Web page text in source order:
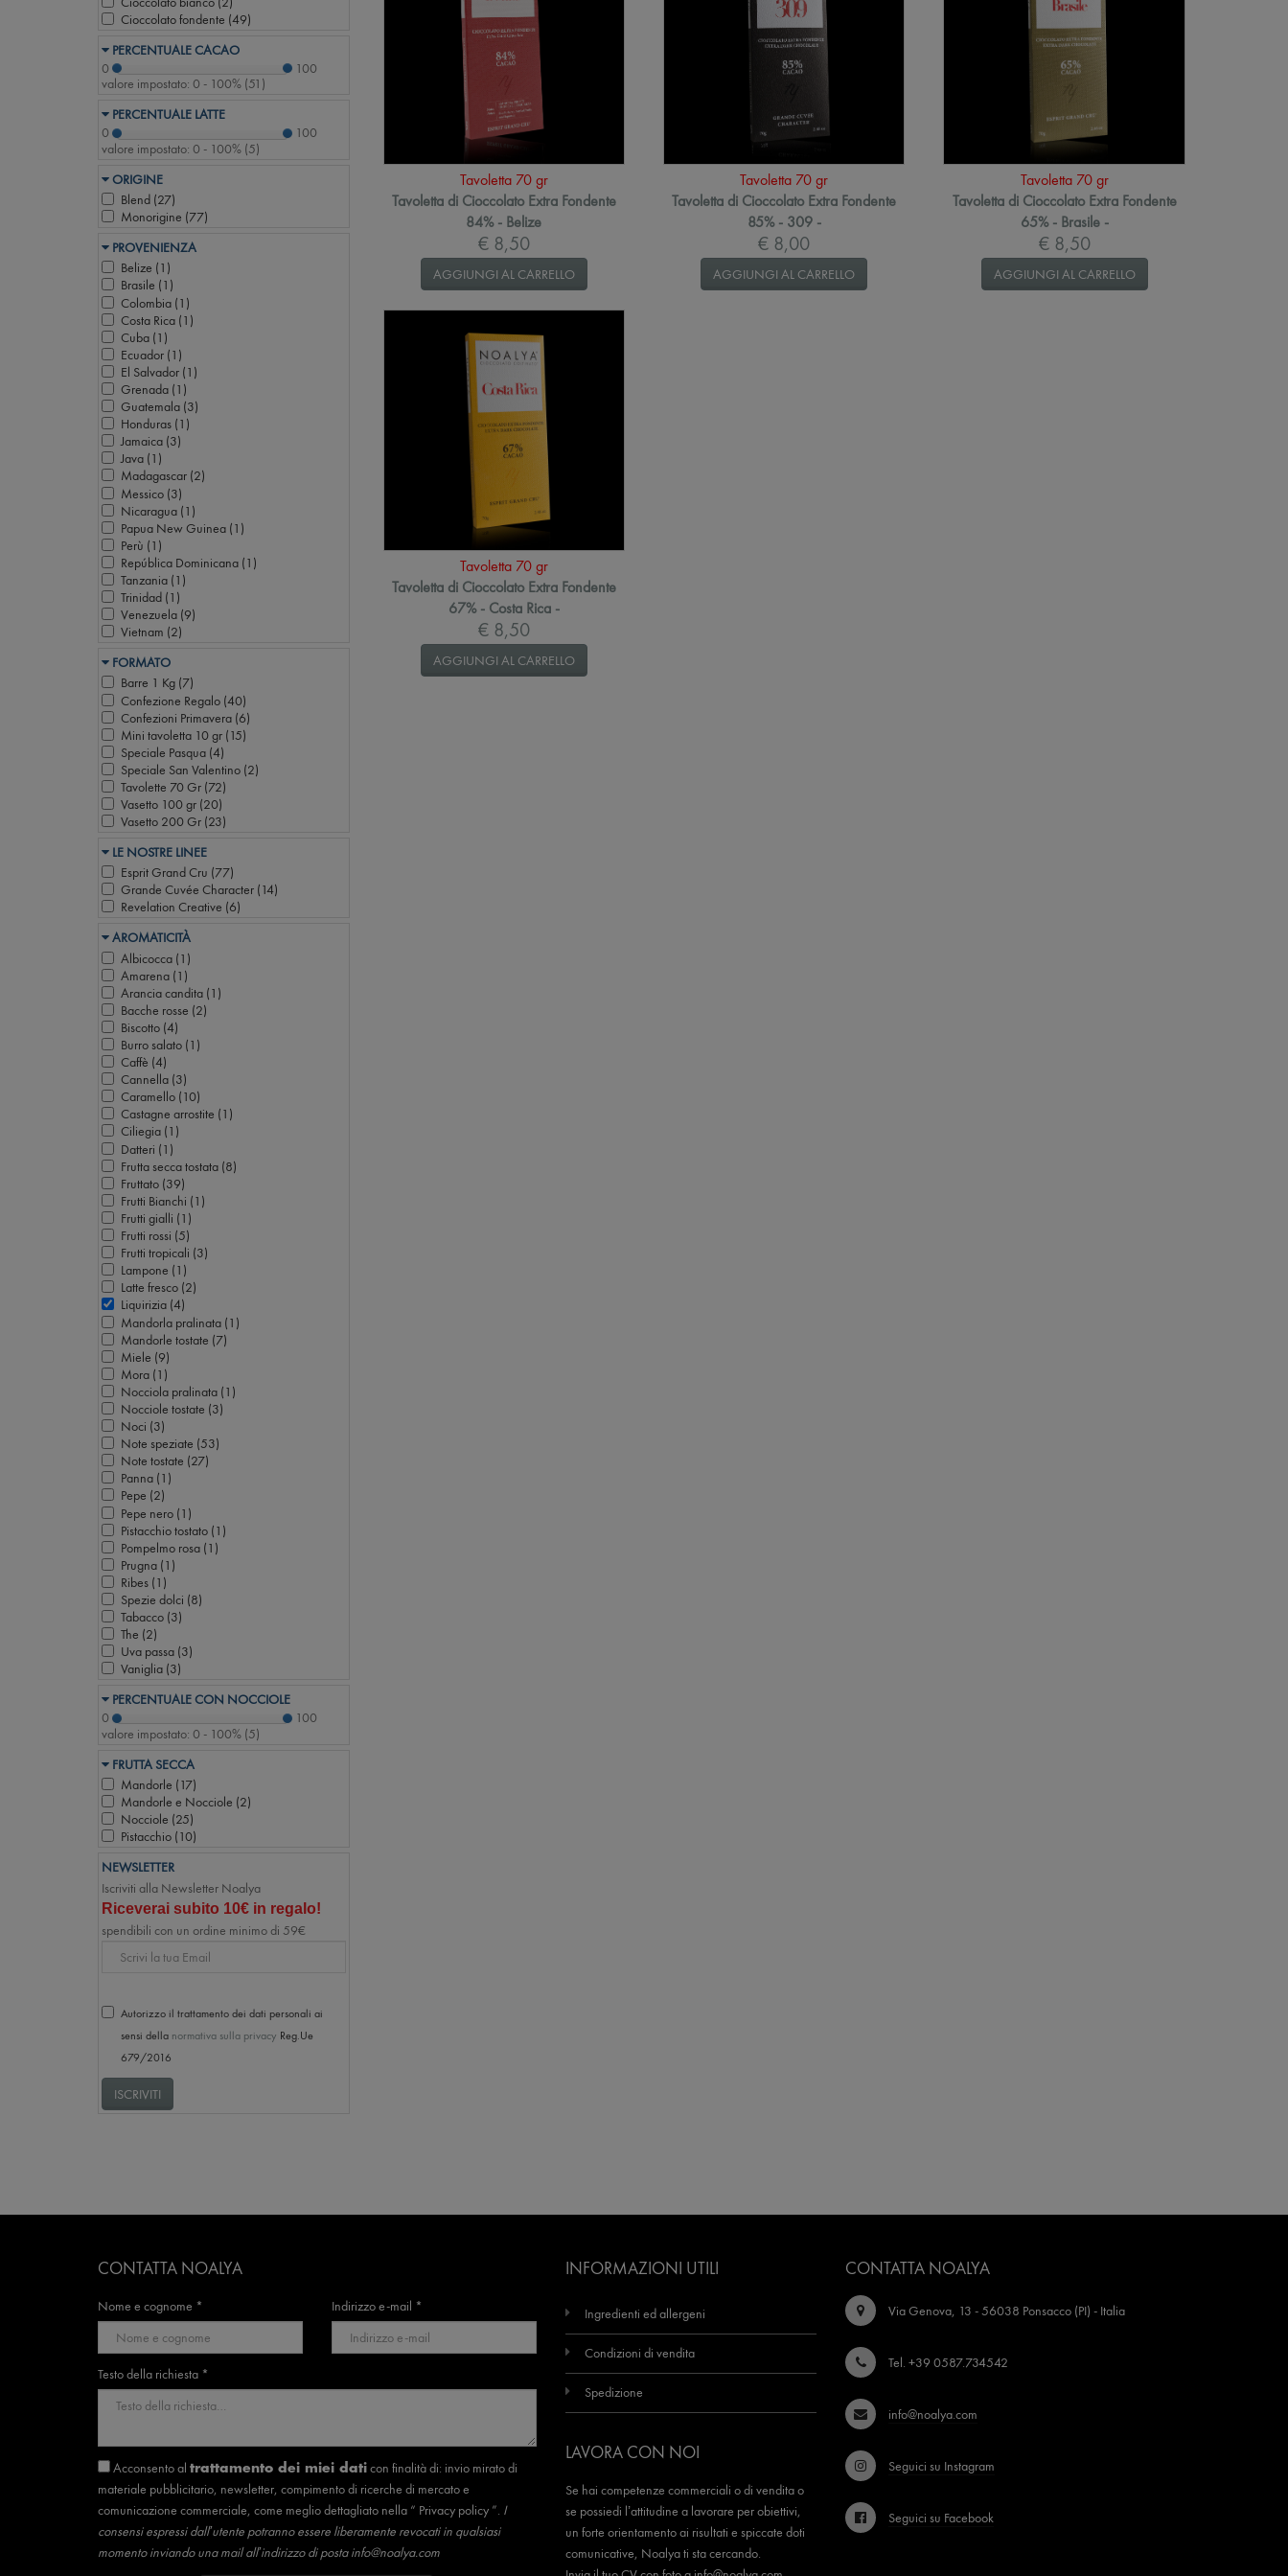
Cioccolato fondente (49)
PERCENTUALE CACAO
0
100
valore impostato: 0 - 100% (51 )
PERCENTUALE LATTE
0
100
valore impostato: 0 - 100% (5)
ORIGINE
Blend (27)
Monorigine (77)
PROVENIENZA
Belize (1 )
Brasile (1 )
Colombia (1 )
Costa Rica (1 )
Cuba (1 )
Ecuador (1 )
El Salvador (1 )
Grenada (1 )
Guatemala (3)
Honduras (1 )
Jamaica (3)
Java (1 )
Madagascar (2)
Messico (3)
Nicaragua (1 )
Papua New Guinea (1 )
Perù (1 )
República Dominicana (1 )
Tanzania (1 )
Trinidad (1 )
Venezuela (9)
Vietnam (2)
FORMATO
Barre 1 Kg (7)
Confezione Regalo (40)
Confezioni Primavera (6)
Mini tavoletta 10 gr (15)
Speciale Pasqua (4)
Speciale San Valentino (2)
Tavolette 70 Gr (72)
Vasetto 100 gr (20)
Vasetto 200 Gr (23)
LE NOSTRE LINEE
Esprit Grand Cru (77)
Grande Cuvée Character (14)
Revelation Creative (6)
AROMATICITÀ
Albicocca (1 )
Amarena (1 )
Arancia candita (1 )
Bacche rosse (2)
Biscotto (4)
Burro salato (1 )
Caffè (4)
Cannella (3)
Caramello (10)
Castagne arrostite (1 )
Ciliegia (1 )
Datteri (1 )
Frutta secca tostata (8)
Fruttato (39)
Frutti Bianchi (1 )
Frutti gialli (1 )
Frutti rossi (5)
Frutti tropicali (3)
Lampone (1 )
Latte fresco (2)
Liquirizia (4)
Mandorla pralinata (1 )
Mandorle tostate (7)
Miele (9)
Mora (1 )
Nocciola pralinata (1 )
Nocciole tostate (3)
Noci (3)
Note speziate (53)
Note tostate (27)
Panna (1 )
Pepe (2)
Pepe nero (1 )
Pistacchio tostato (1 )
Pompelmo rosa (1 )
Prugna (1 )
Ribes (1 )
Spezie dolci (8)
Tabacco (3)
The (2)
Uva passa (3)
Vaniglia (3)
PERCENTUALE CON NOCCIOLE
0
100
valore impostato: 0 - 100% (5)
FRUTTA SECCA
Mandorle (17)
Mandorle e Nocciole (2)
Nocciole (25)
Pistacchio (10)
NEWSLETTER
Iscriviti alla Newsletter Noalya
Riceverai subito 10€ in regalo!
spendibili con un ordine minimo di 59€
Email
Autorizzo il trattamento dei dati personali ai
sensi della normativa sulla privacy Reg.Ue
679/2016
ISCRIVITI
Tavoletta 70 gr
Tavoletta di Cioccolato Extra Fondente
84% - Belize
€ 8,50
AGGIUNGI AL CARRELLO
Tavoletta 70 gr
Tavoletta di Cioccolato Extra Fondente
85% - 309 -
€ 8,00
AGGIUNGI AL CARRELLO
Tavoletta 70 gr
Tavoletta di Cioccolato Extra Fondente
65% - Brasile -
€ 8,50
AGGIUNGI AL CARRELLO
Tavoletta 70 gr
Tavoletta di Cioccolato Extra Fondente
67% - Costa Rica -
€ 8,50
AGGIUNGI AL CARRELLO
CONTATTA NOALYA
Nome e cognome * Indirizzo e-mail *
Testo della richiesta *
Acconsento al trattamento dei miei dati con finalità di: invio mirato di
materiale pubblicitario, newsletter, compimento di ricerche di mercato e
comunicazione commerciale, come meglio dettagliato nella “ Privacy policy ”. I
consensi espressi dall’utente potranno essere liberamente revocati in qualsiasi
momento inviando una mail all’indirizzo di postainfo@noalya.com
INFORMAZIONI UTILI
Ingredienti ed allergeni
Condizioni di vendita
Spedizione
LAVORA CON NOI
Se hai competenze commerciali o di vendita o
se possiedi l’attitudine a lavorare per obiettivi,
un forte orientamento ai risultati e spiccate doti
comunicative, Noalya ti sta cercando.
CONTATTA NOALYA
Via Genova, 13 - 56038 Ponsacco (PI) - Italia
Tel. +39 0587.734542
info@noalya.com
Seguici su Instagram
Seguici su Facebook